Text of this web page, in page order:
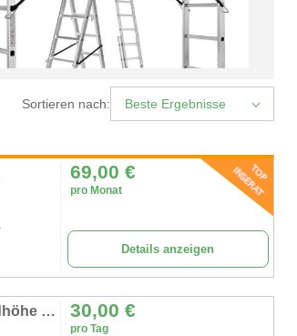
Sortieren nach: Beste Ergebnisse
69,00 €
pro Monat
Details anzeigen
Rollgerüst Fahrgerüst Malergerüst für Außenbereich - Standhöhe 5, 45 m = Arbeitshöhe ca. 7, 45 m 30,00 €
pro Tag